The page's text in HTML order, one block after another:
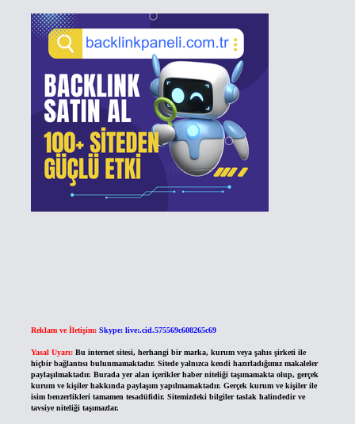
Reklam ve İletişim: Skype: live:.cid.575569c608265c69
Yasal Uyarı: Bu internet sitesi, herhangi bir marka, kurum veya şahıs şirketi ile
hiçbir bağlantısı bulunmamaktadır. Sitede yalnızca kendi hazırladığımız makaleler
paylaşılmaktadır. Burada yer alan içerikler haber niteliği taşımamakta olup, gerçek
kurum ve kişiler hakkında paylaşım yapılmamaktadır. Gerçek kurum ve kişiler ile
isim benzerlikleri tamamen tesadüfidir. Sitemizdeki bilgiler taslak halindedir ve
tavsiye niteliği taşımazlar.